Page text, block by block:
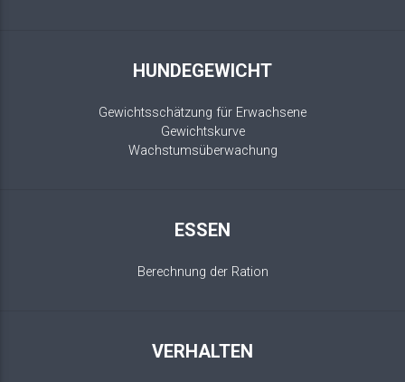
HUNDEGEWICHT
Gewichtsschätzung für Erwachsene
Gewichtskurve
Wachstumsüberwachung
ESSEN
Berechnung der Ration
VERHALTEN